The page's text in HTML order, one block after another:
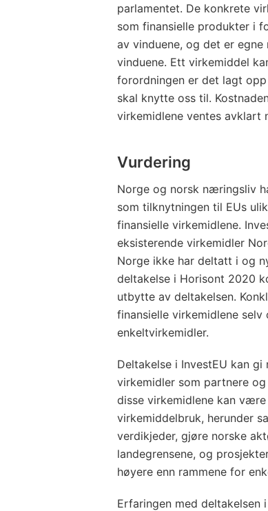
parlamentet. De konkrete
som finansielle produkter i
av vinduene, og det er
vinduene. Ett virkemiddel
forordningen er det lagt
skal knytte oss til.
virkemidlene ventes
Vurdering
Norge og norsk næringsliv
som tilknytningen til EUs
finansielle virkemidlene.
eksisterende virkemidler
Norge ikke har deltatt i og
deltakelse i Horisont 2020
utbytte av deltakelsen.
finansielle virkemidlene selv
enkeltvirkemidler.
Deltakelse i InvestEU kan
virkemidler som partnere
disse virkemidlene kan
virkemiddelbruk, herunder
verdikjeder, gjøre norske
landegrensene, og
høyere enn rammene for
Erfaringen med